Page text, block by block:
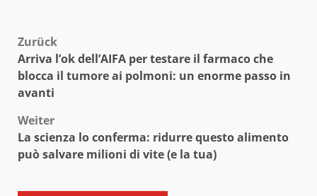
Beitragsnavigation
Zurück
Arriva l’ok dell’AIFA per testare il farmaco che
blocca il tumore ai polmoni: un enorme passo in
avanti
Weiter
La scienza lo conferma: ridurre questo alimento
può salvare milioni di vite (e la tua)